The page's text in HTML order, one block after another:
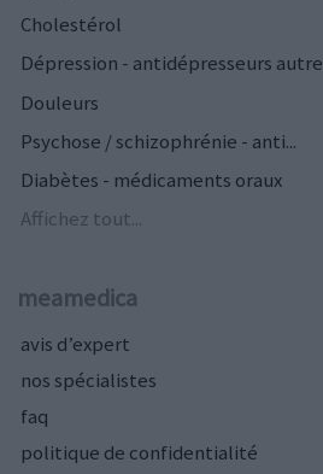
Cholestérol
Dépression - antidépresseurs autre
Douleurs
Psychose / schizophrénie - anti...
Diabètes - médicaments oraux
Affichez tout...
meamedica
avis d’expert
nos spécialistes
faq
politique de confidentialité